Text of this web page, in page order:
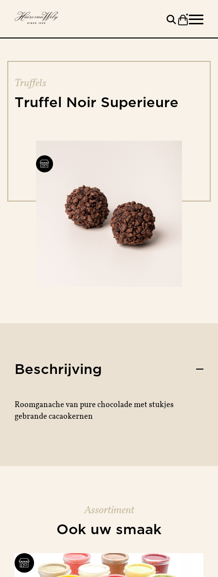
Truffels
Truffel Noir Superieure
Beschrijving
Roomganache van pure chocolade met stukjes
gebrande cacaokernen
Assortiment
Ook uw smaak